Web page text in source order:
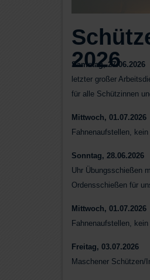
2026
Samstag, 27.06.2026
letzter großer
für alle Schützinnen
Mittwoch, 01.07.2026
Fahnenaufstellen,
Sonntag, 28.06.2026
Uhr Übungsschießen
Ordensschießen für
Mittwoch, 01.07.2026
Fahnenaufstellen,
Freitag, 03.07.2026
Maschener Schützen/